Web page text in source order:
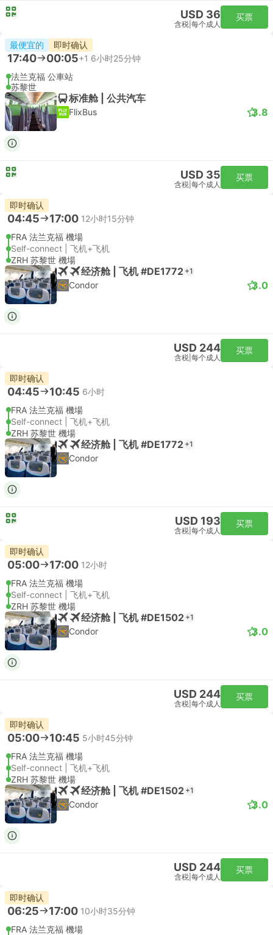
USD 36
含税 每个成人
买票
最便宜的 即时确认
17:40 00:05+1 6小时25分钟
法兰克福 公車站
苏黎世
标准舱 | 公共汽车
FlixBus 3.8
USD 35
含税 每个成人
买票
即时确认
04:45 17:00 12小时15分钟
FRA 法兰克福 機場
Self-connect | 飞机+飞机
ZRH 苏黎世 機場
经济舱 | 飞机 #DE1772 +1
Condor 3.0
USD 244
含税 每个成人
买票
即时确认
04:45 10:45 6小时
FRA 法兰克福 機場
Self-connect | 飞机+飞机
ZRH 苏黎世 機場
经济舱 | 飞机 #DE1772 +1
Condor
USD 193
含税 每个成人
买票
即时确认
05:00 17:00 12小时
FRA 法兰克福 機場
Self-connect | 飞机+飞机
ZRH 苏黎世 機場
经济舱 | 飞机 #DE1502 +1
Condor 3.0
USD 244
含税 每个成人
买票
即时确认
05:00 10:45 5小时45分钟
FRA 法兰克福 機場
Self-connect | 飞机+飞机
ZRH 苏黎世 機場
经济舱 | 飞机 #DE1502 +1
Condor 3.0
USD 244
含税 每个成人
买票
即时确认
06:25 17:00 10小时35分钟
FRA 法兰克福 機場